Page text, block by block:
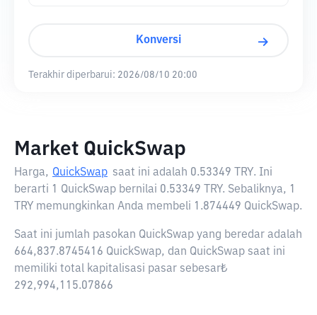
Konversi
Terakhir diperbarui: 2026/08/10 20:00
Market QuickSwap
Harga, QuickSwap saat ini adalah 0.53349 TRY. Ini
berarti 1 QuickSwap bernilai 0.53349 TRY. Sebaliknya, 1
TRY memungkinkan Anda membeli 1.874449 QuickSwap.
Saat ini jumlah pasokan QuickSwap yang beredar adalah
664,837.8745416 QuickSwap, dan QuickSwap saat ini
memiliki total kapitalisasi pasar sebesar₺
292,994,115.07866